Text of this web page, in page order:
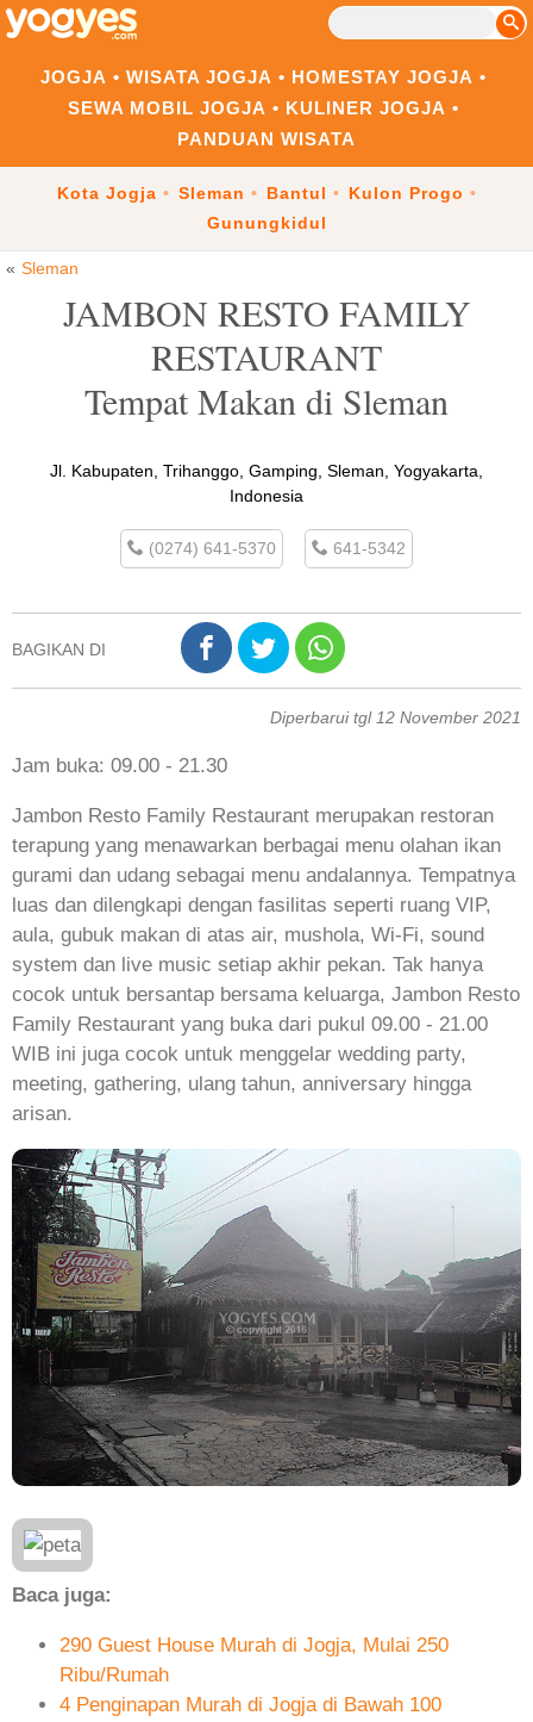
JOGJA WISATA JOGJA
HOMESTAY JOGJA
SEWA MOBIL JOGJA
KULINER JOGJA
PANDUAN WISATA
Kota Jogja Sleman Bantul
Kulon Progo
Gunungkidul
Sleman
JAMBON RESTO FAMILY
RESTAURANT
Tempat Makan di Sleman
Jl. Kabupaten, Trihanggo, Gamping, Sleman, Yogyakarta,
Indonesia
(0274) 641-5370 641-5342
BAGIKAN DI
Diperbarui tgl 12 November 2021
Jam buka: 09.00 - 21.30
Jambon Resto Family Restaurant merupakan restoran
terapung yang menawarkan berbagai menu olahan ikan
gurami dan udang sebagai menu andalannya. Tempatnya
luas dan dilengkapi dengan fasilitas seperti ruang VIP,
aula, gubuk makan di atas air, mushola, Wi-Fi, sound
system dan live music setiap akhir pekan. Tak hanya
cocok untuk bersantap bersama keluarga, Jambon Resto
Family Restaurant yang buka dari pukul 09.00 - 21.00
WIB ini juga cocok untuk menggelar wedding party,
meeting, gathering, ulang tahun, anniversary hingga
arisan.
Baca juga:
290 Guest House Murah di Jogja, Mulai 250
Ribu/Rumah
4 Penginapan Murah di Jogja di Bawah 100